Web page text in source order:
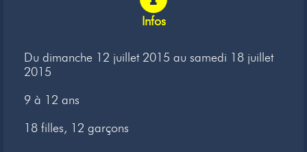
Newsletter
Infos
Du dimanche 12 juillet 2015 au samedi 18 juillet
2015
9 à 12 ans
18 filles, 12 garçons